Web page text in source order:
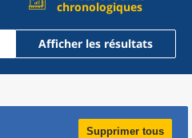
chronologiques
Afficher les résultats
Supprimer tous